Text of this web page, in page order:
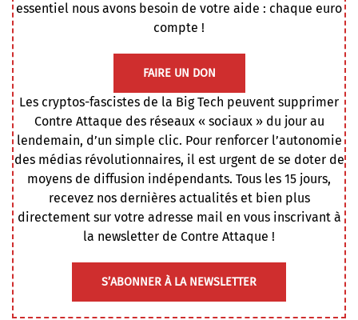
essentiel nous avons besoin de votre aide : chaque euro
compte !
FAIRE UN DON
Les cryptos-fascistes de la Big Tech peuvent supprimer
Contre Attaque des réseaux « sociaux » du jour au
lendemain, d’un simple clic. Pour renforcer l’autonomie
des médias révolutionnaires, il est urgent de se doter de
moyens de diffusion indépendants. Tous les 15 jours,
recevez nos dernières actualités et bien plus
directement sur votre adresse mail en vous inscrivant à
la newsletter de Contre Attaque !
S’ABONNER À LA NEWSLETTER